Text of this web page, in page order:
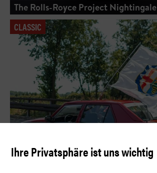
The Rolls-Royce Project Nightingale
CLASSIC
Ihre Privatsphäre ist uns wichtig